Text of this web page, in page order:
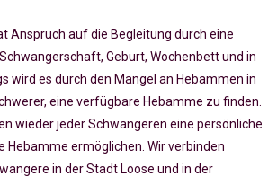
Anspruch auf die Begleitung durch eine
Geburt, Wochenbett und in
wird es durch den Mangel an Hebammen in
eine verfügbare Hebamme zu finden.
wieder jeder Schwangeren eine persönliche
Hebamme ermöglichen. Wir verbinden
in der Stadt Loose und in der